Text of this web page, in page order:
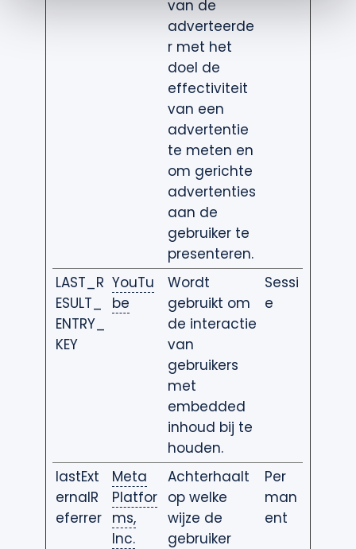
van de
adverteerde
r met het
doel de
effectiviteit
van een
advertentie
te meten en
om gerichte
advertenties
aan de
gebruiker te
presenteren.
LAST_R
ESULT_
ENTRY_
KEY
YouTu
be
Wordt
gebruikt om
de interactie
van
gebruikers
met
embedded
inhoud bij te
houden.
Sessi
e
lastExt
ernalR
eferrer
Meta
Platfor
ms,
Inc.
Achterhaalt
op welke
wijze de
gebruiker
Per
man
ent